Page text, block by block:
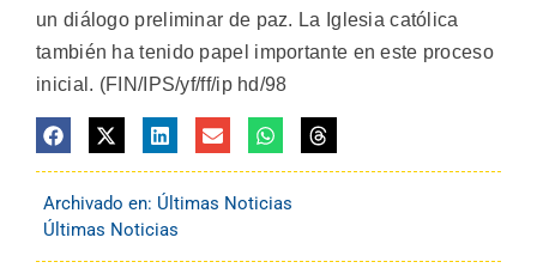
un diálogo preliminar de paz. La Iglesia católica
también ha tenido papel importante en este proceso
inicial. (FIN/IPS/yf/ff/ip hd/98
Archivado en: Últimas Noticias
Últimas Noticias